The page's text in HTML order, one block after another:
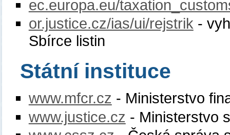
ec.europa.eu/
or.justice.cz/ias/ui/rejstrik -
Sbírce listin
Státní instituce
www.mfcr.cz - Ministerstvo
www.justice.cz - Ministerstvo